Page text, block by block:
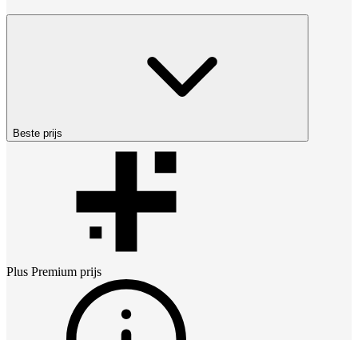
Beste prijs
Plus Premium prijs